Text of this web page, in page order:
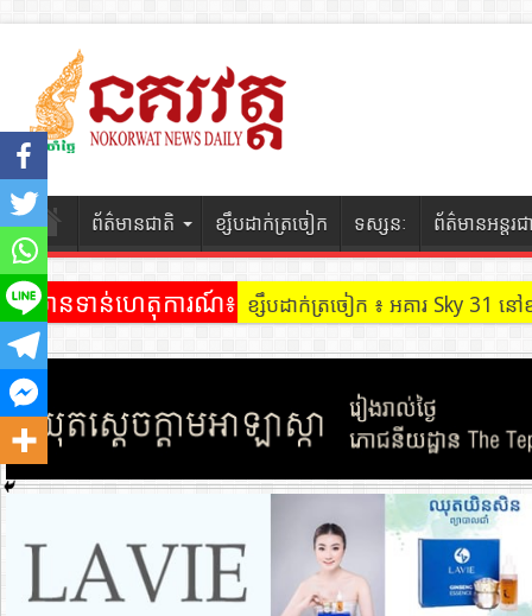
ព័ត៌មានជាតិ ខ្សឹបដាក់ត្រចៀក ទស្សនៈ ព័ត៌មានអន្តរជ
ព័ត៌មានទាន់ហេតុការណ៍៖ ខ្សឹបដាក់ត្រចៀក ៖ អគារ Sky 31
ខ្សឹបដាក់ត្រចៀក ៖ ដល់ករ ! ឈ្មួញដឹក